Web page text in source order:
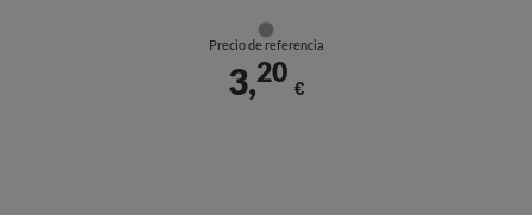
Precio de referencia
3,20
€